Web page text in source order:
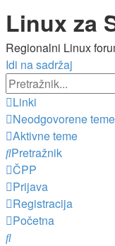
Linux za
Regionalni Linux
Idi na sadržaj
Linki
Neodgovorene teme
Aktivne teme
Pretražnik
ČPP
Prijava
Registracija
Početna
Pretražnik